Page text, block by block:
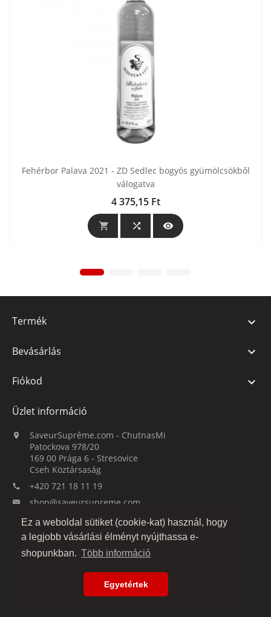
Ez a weboldal sütiket (cookie-kat) használ, hogy
a legjobb vásárlási élményt nyújthassa e-
shopunkban. Több információ
Egyetértek
Fehérbor Palava 2021 - ZD Sedlec bogyós gyümölcsökből
válogatva
Ár
4 375,15 Ft
  
Termék 
Bevásárlás 
Fiókod 
Üzlet információ

SaveurSuprême.com - ChutnasMi
Patockova 978/20
169 00 Prága 6 - Stresovice
Cseh Köztársaság
 +420 721 18 11 19
 shop@saveursupreme.com
Figyelj minket: